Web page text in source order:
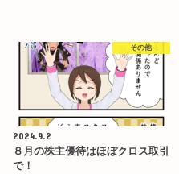
その他
2024.9.2
８月の株主優待はほぼクロス取引
で！